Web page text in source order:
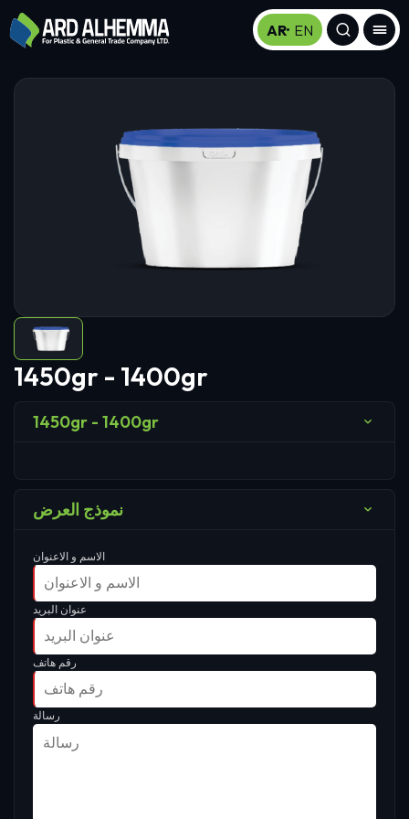
AR EN
1450gr - 1400gr
1450gr - 1400gr
نموذج العرض
الاسم و الاعنوان
عنوان البريد
رقم هاتف
رسالة